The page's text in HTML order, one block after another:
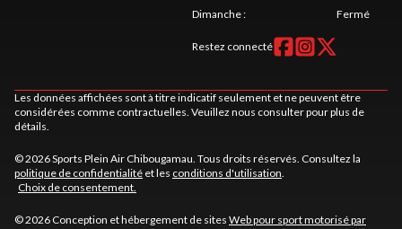
Dimanche: Fermé
Restez connecté
Les données affichées sont à titre indicatif seulement et ne peuvent être
considérées comme contractuelles. Veuillez nous consulter pour plus de
détails.
© 2026 Sports Plein Air Chibougamau. Tous droits réservés. Consultez la
politique de confidentialité et les conditions d'utilisation
Choix de consentement.
© 2026 Conception et hébergement de sites Web pour sport motorisé par